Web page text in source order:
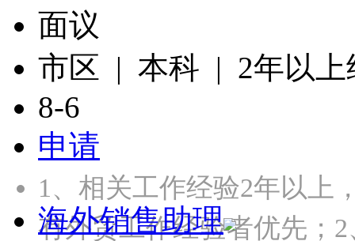
面议
市区 | 本科 | 2年以上
8-6
申请
1、相关工作经验2年以上
有外贸工作经验者优先
海外销售助理